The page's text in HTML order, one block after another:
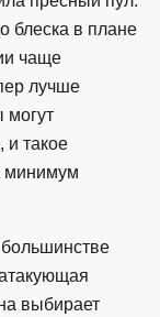
блеска в плане
чаще
лучше
могут
и такое
минимум
большинстве
выбирает